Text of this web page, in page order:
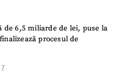
de 6,5 miliarde de lei, puse la
procesul de